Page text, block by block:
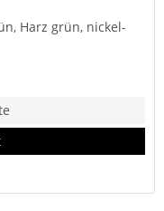
Harz grün, nickel-